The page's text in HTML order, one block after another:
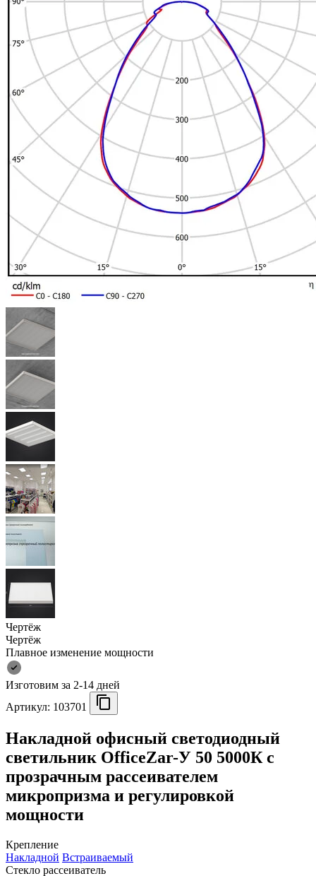
Чертёж
Чертёж
Плавное изменение мощности
Изготовим за 2-14 дней
Артикул: 103701
Накладной офисный светодиодный
светильник OfficeZar-У 50 5000К с
прозрачным рассеивателем
микропризма и регулировкой
мощности
Крепление
Накладной Встраиваемый
Стекло рассеиватель